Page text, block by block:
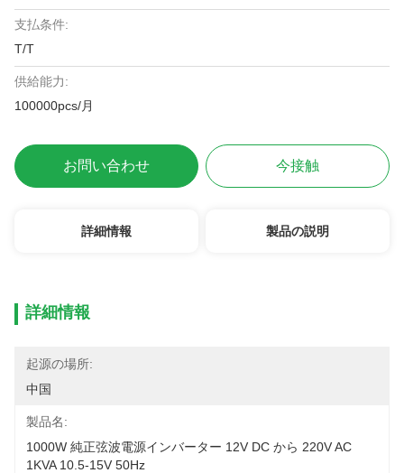
支払条件:
T/T
供給能力:
100000pcs/月
お問い合わせ 今接触
詳細情報 製品の説明
詳細情報
起源の場所:
中国
製品名:
1000W 純正弦波電源インバーター 12V DC から 220V AC
1KVA 10.5-15V 50Hz